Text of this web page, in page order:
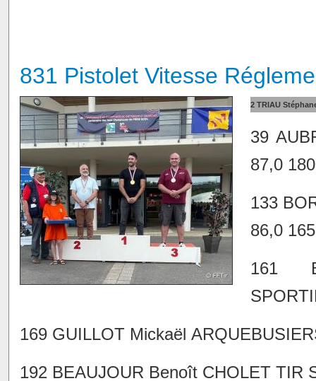
831 Pistolet Vitesse
2 TRIAU
39
87,0
133
86,0
161
169 GUILLOT Mickaël
192 BEAUJOUR Benoît CHOLET TIR